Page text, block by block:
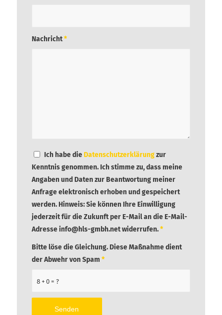
Nachricht*
Ich habe dieDatenschutzerklärungzur
Kenntnis genommen. Ich stimme zu, dass meine
Angaben und Daten zur Beantwortung meiner
Anfrage elektronisch erhoben und gespeichert
werden. Hinweis: Sie können Ihre Einwilligung
jederzeit für die Zukunft per E-Mail an die E-Mail-
Adresse info@hls-gmbh.net widerrufen.*
8 + 0 = ?
Bitte löse die Gleichung. Diese Maßnahme dient
der Abwehr von Spam *